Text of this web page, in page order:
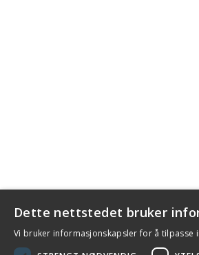
Dette nettstedet bruker
Vi bruker informasjonskapsler for å